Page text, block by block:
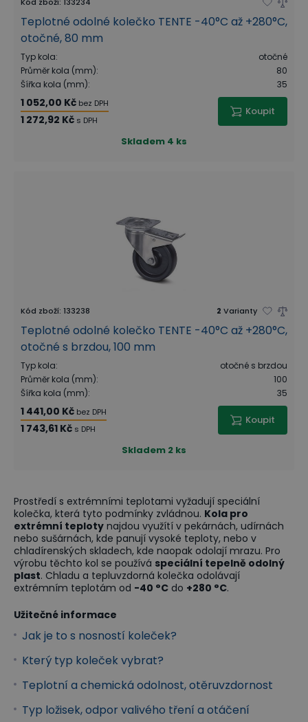
Teplotné odolné kolečko TENTE -40°C až +280°C,
otočné, 80 mm
Typ kola:
otočné
Průměr kola (mm):
80
Šířka kola (mm): 35
1 052,00 Kč bez DPH
1 272,92 Kč s DPH
Koupit
Skladem 4 ks
Kód zboží: 133238 2 Varianty
Teplotné odolné kolečko TENTE -40°C až +280°C,
otočné s brzdou, 100 mm
Typ kola:
otočné s brzdou
Průměr kola (mm):
100
Šířka kola (mm): 35
1 441,00 Kč bez DPH
1 743,61 Kč s DPH
Koupit
Skladem 2 ks
Prostředí s extrémními teplotami vyžadují speciální
kolečka, která tyto podmínky zvládnou. Kola pro
extrémní teploty najdou využítí v pekárnách, udírnách
nebo sušárnách, kde panují vysoké teploty, nebo v
chladírenských skladech, kde naopak odolají mrazu. Pro
výrobu těchto kol se používá speciální tepelně odolný
plast. Chladu a tepluvzdorná kolečka odolávají
extrémním teplotám od -40 °C do +280 °C.
Užitečné informace
Jak je to s nosností koleček?
Který typ koleček vybrat?
Teplotní a chemická odolnost, otěruvzdornost
Typ ložisek, odpor valivého tření a otáčení